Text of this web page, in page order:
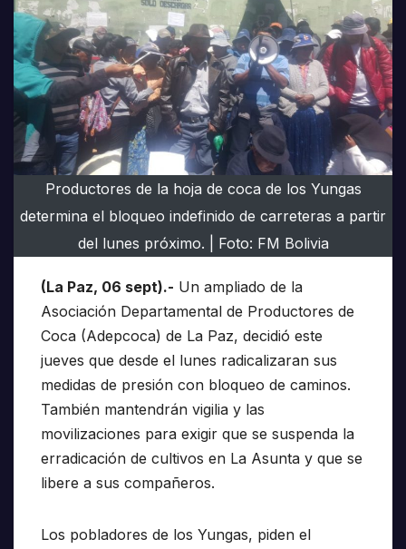
Productores de la hoja de coca de los Yungas
determina el bloqueo indefinido de carreteras a partir
del lunes próximo. | Foto: FM Bolivia
(La Paz, 06 sept).- Un ampliado de la
Asociación Departamental de Productores de
Coca (Adepcoca) de La Paz, decidió este
jueves que desde el lunes radicalizaran sus
medidas de presión con bloqueo de caminos.
También mantendrán vigilia y las
movilizaciones para exigir que se suspenda la
erradicación de cultivos en La Asunta y que se
libere a sus compañeros.
Los pobladores de los Yungas, piden el